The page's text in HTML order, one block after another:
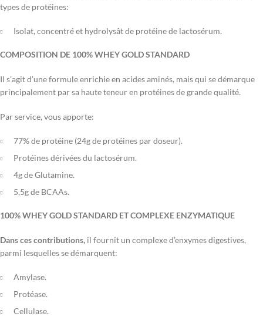
types de protéines:
Isolat, concentré et hydrolysât de protéine de lactosérum.
COMPOSITION DE 100% WHEY GOLD STANDARD
Il s’agit d’une formule enrichie en acides aminés, mais qui se démarque
principalement par sa haute teneur en protéines de grande qualité.
Par service, vous apporte:
77% de protéine (24g de protéines par doseur).
Protéines dérivées du lactosérum.
4g de Glutamine.
5,5g de BCAAs.
100% WHEY GOLD STANDARD ET COMPLEXE ENZYMATIQUE
Dans ces contributions, il fournit un complexe d’enxymes digestives,
parmi lesquelles se démarquent:
Amylase.
Protéase.
Cellulase.